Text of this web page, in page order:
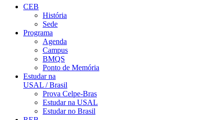
CEB
História
Sede
Programa
Agenda
Campus
BMQS
Ponto de Memória
Estudar na
USAL / Brasil
Prova Celpe-Bras
Estudar na USAL
Estudar no Brasil